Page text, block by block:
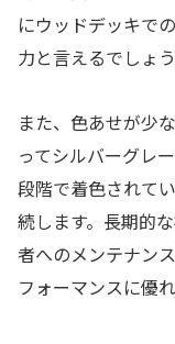
にウッドデッキで
力と言えるでしょう
また、色あせが少
ってシルバーグレ
段階で着色されて
続します。長期的
者へのメンテナン
フォーマンスに優